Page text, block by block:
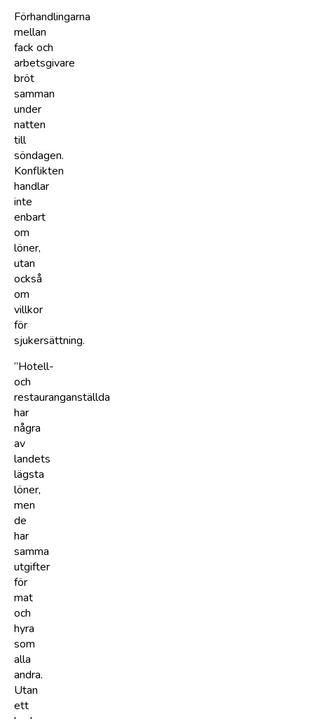
Förhandlingarna
mellan
fack och
arbetsgivare
bröt
samman
under
natten
till
söndagen.
Konflikten
handlar
inte
enbart
om
löner,
utan
också
om
villkor
för
sjukersättning.
”Hotell-
och
restauranganställda
har
några
av
landets
lägsta
löner,
men
de
har
samma
utgifter
för
mat
och
hyra
som
alla
andra.
Utan
ett